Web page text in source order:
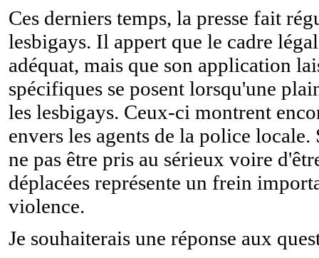
Ces derniers temps, la presse fait
lesbigays. Il appert que le cadre
adéquat, mais que son application
spécifiques se posent lorsqu'une
les lesbigays. Ceux-ci montrent
envers les agents de la police
ne pas être pris au sérieux voire
déplacées représente un frein
violence.
Je souhaiterais une réponse aux